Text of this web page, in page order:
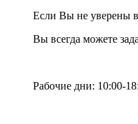
Если Вы не уверены
Вы всегда можете
Рабочие дни: 10:00-